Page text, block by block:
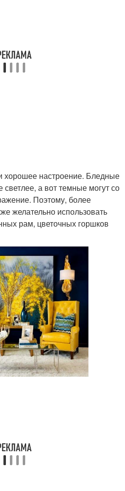
хорошее настроение. Бледные
а вот темные могут со
Поэтому, более
желательно использовать
рам, цветочных горшков